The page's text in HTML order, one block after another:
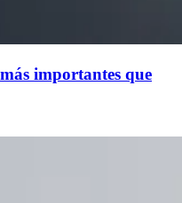
importantes que